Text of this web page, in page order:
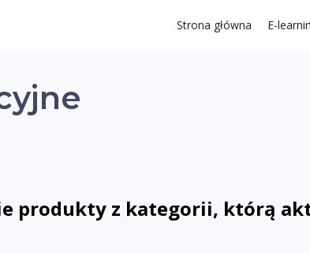
Strona główna E-
produkty z kategorii, którą